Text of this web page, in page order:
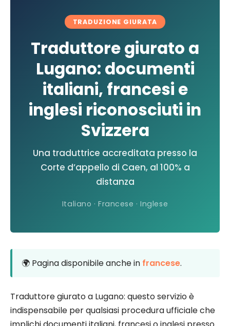
TRADUZIONE GIURATA
Traduttore giurato a
Lugano: documenti
italiani, francesi e
inglesi riconosciuti in
Svizzera
Una traduttrice accreditata presso la
Corte d’appello di Caen, al 100% a
distanza
Italiano · Francese · Inglese
🌍 Pagina disponibile anche in francese.
Traduttore giurato a Lugano: questo servizio è
indispensabile per qualsiasi procedura ufficiale che